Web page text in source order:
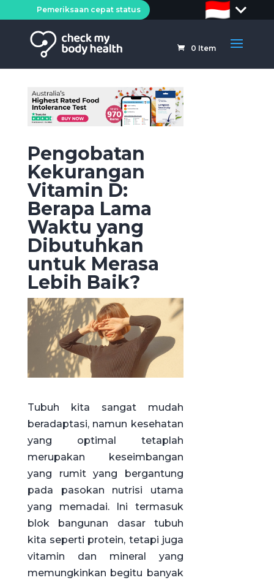
Pemeriksaan cepat status
0 Item
Pengobatan
Kekurangan
Vitamin D:
Berapa Lama
Waktu yang
Dibutuhkan
untuk Merasa
Lebih Baik?
Tubuh kita sangat mudah
beradaptasi, namun kesehatan
yang optimal tetaplah
merupakan keseimbangan
yang rumit yang bergantung
pada pasokan nutrisi utama
yang memadai. Ini termasuk
blok bangunan dasar tubuh
kita seperti protein, tetapi juga
vitamin dan mineral yang
memungkinkan begitu banyak